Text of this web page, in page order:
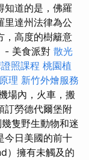
知道的是，佛羅
里達州法律為公
，高度的樹籬意
- 美食派對 散光
照課程 桃園植
理 新竹外燴服務
場內，火車，搬
訂勞德代爾堡附
隻野生動物和迷
今日美國的前十
）擁有未觸及的